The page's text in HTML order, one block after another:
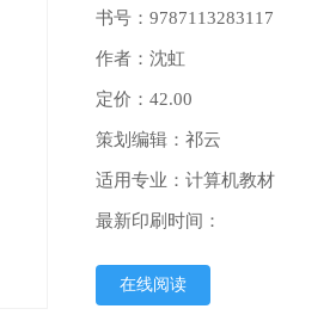
书号：9787113283117
作者：沈虹
定价：42.00
策划编辑：祁云
适用专业：计算机教材
最新印刷时间：
在线阅读